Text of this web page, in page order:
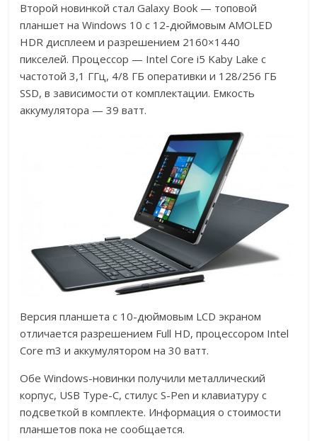
Второй новинкой стал Galaxy Book — топовой
планшет на Windows 10 с 12-дюймовым AMOLED
HDR дисплеем и разрешением 2160×1440
пикселей. Процессор — Intel Core i5 Kaby Lake с
частотой 3,1 ГГц, 4/8 ГБ оперативки и 128/256 ГБ
SSD, в зависимости от комплектации. Емкость
аккумулятора — 39 ватт.
Версия планшета с 10-дюймовым LCD экраном
отличается разрешением Full HD, процессором Intel
Core m3 и аккумулятором на 30 ватт.
Обе Windows-новинки получили металлический
корпус, USB Type-C, стилус S-Pen и клавиатуру с
подсветкой в комплекте. Информация о стоимости
планшетов пока не сообщается.